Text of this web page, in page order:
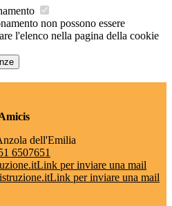
non possono essere
l'elenco nella pagina della cookie
dell'Emilia
6507651
Link per inviare una mail
Link per inviare una mail